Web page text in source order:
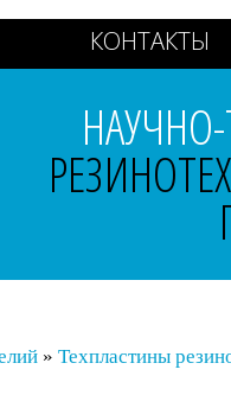
КОНТАКТЫ
» Техпластины